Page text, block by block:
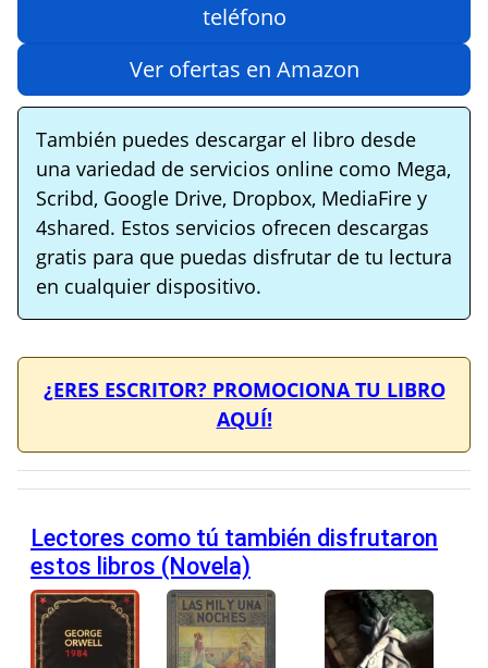
teléfono
Ver ofertas en Amazon
También puedes descargar el libro desde
una variedad de servicios online como Mega,
Scribd, Google Drive, Dropbox, MediaFire y
4shared. Estos servicios ofrecen descargas
gratis para que puedas disfrutar de tu lectura
en cualquier dispositivo.
¿ERES ESCRITOR? PROMOCIONA TU LIBRO
AQUÍ!
Lectores como tú también disfrutaron
estos libros (Novela)